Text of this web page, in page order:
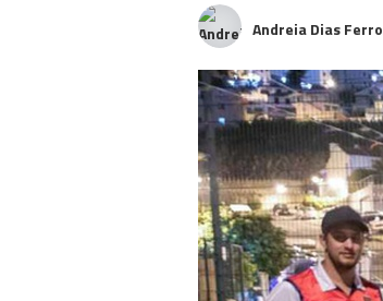
Andreia Dias Ferro